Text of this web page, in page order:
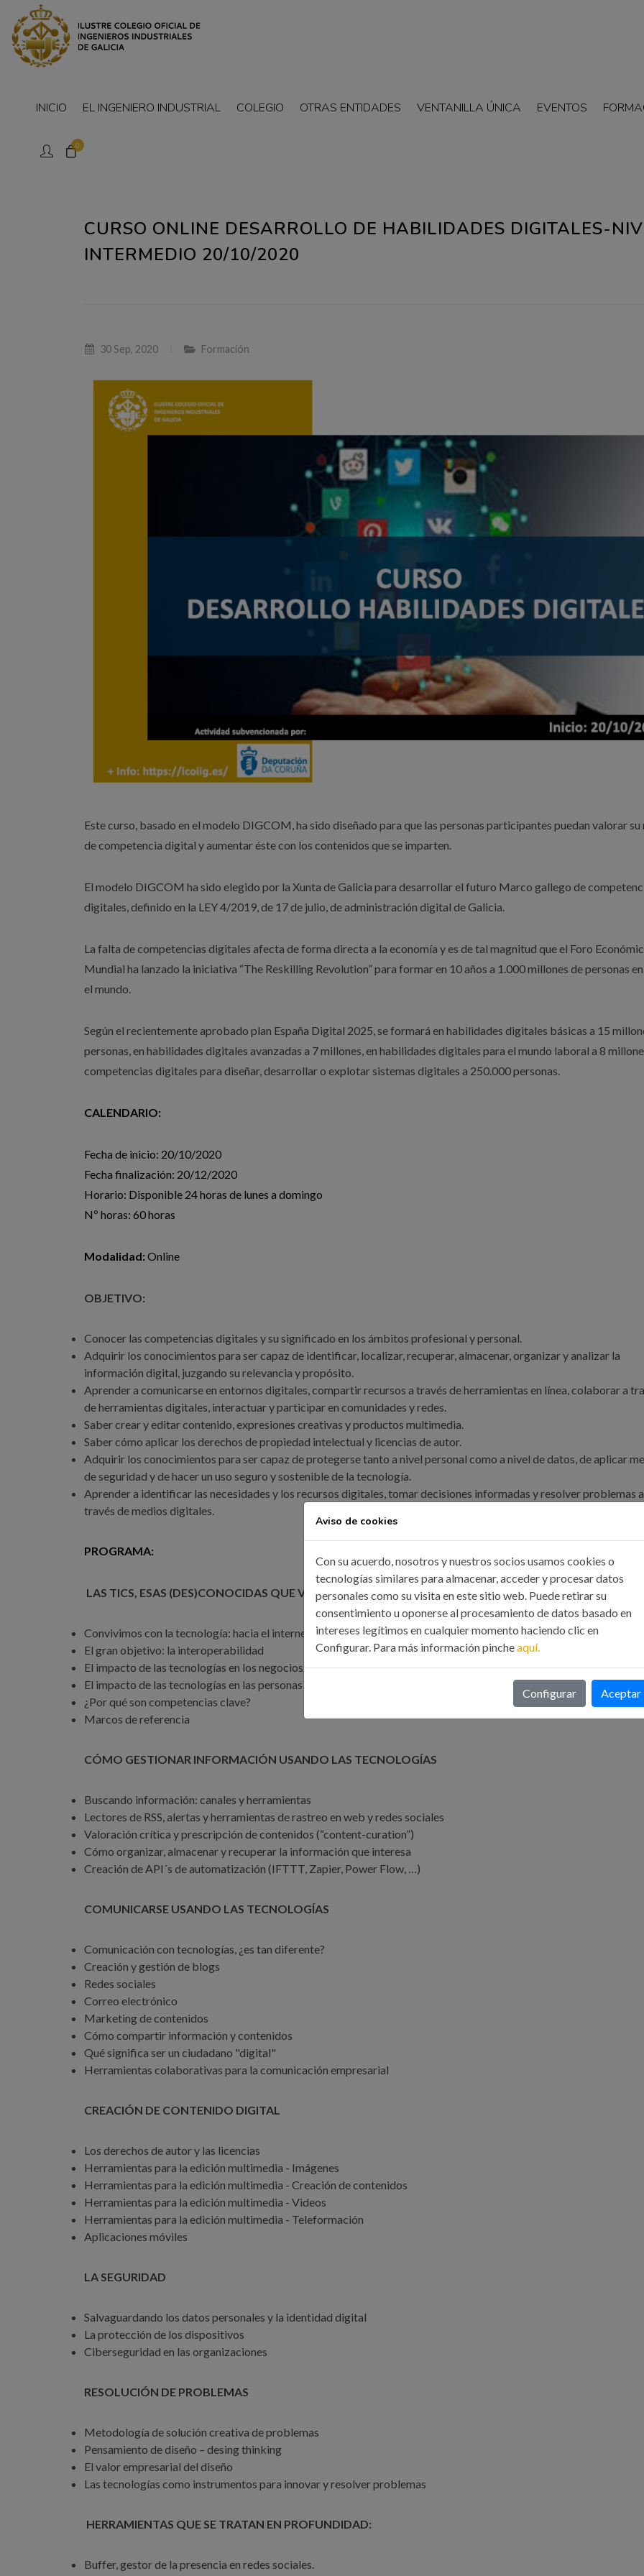
0
INICIO EL INGENIERO INDUSTRIAL COLEGIO OTRAS ENTIDADES VENTANILLA ÚNICA EVENTOS
CURSO ONLINE DESARROLLO DE HABILIDADES DIGITALES-
INTERMEDIO 20/10/2020
30 Sep, 2020 Formación
Este curso, basado en el modelo DIGCOM, ha sido diseñado para que las personas participantes puedan valorar su
de competencia digital y aumentar éste con los contenidos que se imparten.
El modelo DIGCOM ha sido elegido por la Xunta de Galicia para desarrollar el futuro Marco gallego de
digitales, definido en la LEY 4/2019, de 17 de julio, de administración digital de Galicia.
La falta de competencias digitales afecta de forma directa a la economía y es de tal magnitud que el Foro
Mundial ha lanzado la iniciativa “The Reskilling Revolution” para formar en 10 años a 1.000 millones de personas
el mundo.
Según el recientemente aprobado plan España Digital 2025, se formará en habilidades digitales básicas a 15
personas, en habilidades digitales avanzadas a 7 millones, en habilidades digitales para el mundo laboral a 8
competencias digitales para diseñar, desarrollar o explotar sistemas digitales a 250.000 personas.
CALENDARIO:
Fecha de inicio: 20/10/2020
Fecha finalización: 20/12/2020
Horario: Disponible 24 horas de lunes a domingo
Nº horas: 60 horas
Modalidad: Online
OBJETIVO:
Conocer las competencias digitales y su significado en los ámbitos profesional y personal.
Adquirir los conocimientos para ser capaz de identificar, localizar, recuperar, almacenar, organizar y analizar la
información digital, juzgando su relevancia y propósito.
Aprender a comunicarse en entornos digitales, compartir recursos a través de herramientas en línea, colaborar a
de herramientas digitales, interactuar y participar en comunidades y redes.
Saber crear y editar contenido, expresiones creativas y productos multimedia.
Saber cómo aplicar los derechos de propiedad intelectual y licencias de autor.
Adquirir los conocimientos para ser capaz de protegerse tanto a nivel personal como a nivel de datos, de aplicar
de seguridad y de hacer un uso seguro y sostenible de la tecnología.
Aprender a identificar las necesidades y los recursos digitales, tomar decisiones informadas y resolver problemas a
través de medios digitales.
PROGRAMA:
LAS TICS, ESAS (DES)CONOCIDAS QUE VIVEN CONTIGO
Convivimos con la tecnología: hacia el internet de las cosas
El gran objetivo: la interoperabilidad
El impacto de las tecnologías en los negocios
El impacto de las tecnologías en las personas
¿Por qué son competencias clave?
Marcos de referencia
CÓMO GESTIONAR INFORMACIÓN USANDO LAS TECNOLOGÍAS
Buscando información: canales y herramientas
Lectores de RSS, alertas y herramientas de rastreo en web y redes sociales
Valoración crítica y prescripción de contenidos (“content-curation”)
Cómo organizar, almacenar y recuperar la información que interesa
Creación de API´s de automatización (IFTTT, Zapier, Power Flow, …)
COMUNICARSE USANDO LAS TECNOLOGÍAS
Comunicación con tecnologías, ¿es tan diferente?
Creación y gestión de blogs
Redes sociales
Correo electrónico
Marketing de contenidos
Cómo compartir información y contenidos
Qué significa ser un ciudadano "digital"
Herramientas colaborativas para la comunicación empresarial
CREACIÓN DE CONTENIDO DIGITAL
Los derechos de autor y las licencias
Herramientas para la edición multimedia - Imágenes
Herramientas para la edición multimedia - Creación de contenidos
Herramientas para la edición multimedia - Videos
Herramientas para la edición multimedia - Teleformación
Aplicaciones móviles
LA SEGURIDAD
Salvaguardando los datos personales y la identidad digital
La protección de los dispositivos
Ciberseguridad en las organizaciones
RESOLUCIÓN DE PROBLEMAS
Metodología de solución creativa de problemas
Pensamiento de diseño – desing thinking
El valor empresarial del diseño
Las tecnologías como instrumentos para innovar y resolver problemas
HERRAMIENTAS QUE SE TRATAN EN PROFUNDIDAD:
Buffer, gestor de la presencia en redes sociales.
Aviso de cookies
Con su acuerdo, nosotros y nuestros socios usamos cookies o
tecnologías similares para almacenar, acceder y procesar datos
personales como su visita en este sitio web. Puede retirar su
consentimiento u oponerse al procesamiento de datos basado en
intereses legítimos en cualquier momento haciendo clic en
Configurar. Para más información pincheaquí.
Configurar Aceptar